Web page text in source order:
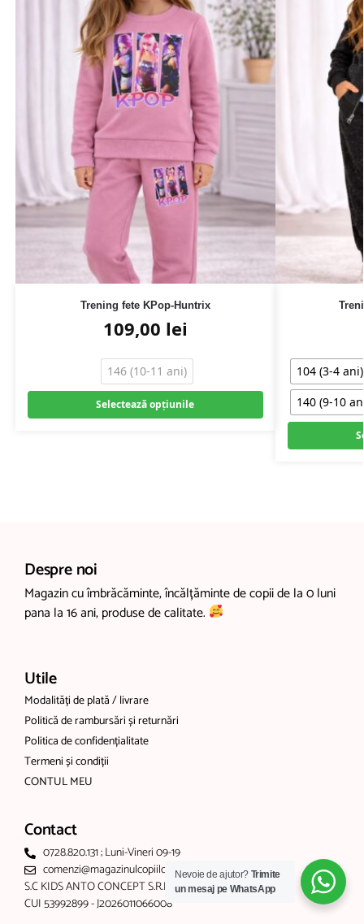
Trening fete KPop-Huntrix
109,00 lei
146 (10-11 ani)
Selectează opțiunile
104 (3-4 ani)
140 (9-10
Despre noi
Magazin cu îmbrăcăminte, încălțăminte de copii de la 0 luni
pana la 16 ani, produse de calitate.
Utile
Modalități de plată / livrare
Politică de rambursări și returnări
Politica de confidențialitate
Termeni și condiții
CONTUL MEU
Contact
0728.820.131 ; Luni-Vineri 09-19
comenzi@magazinulcopiilor.com
S.C KIDS ANTO CONCEPT S.R.L
CUI 53992899 - J2026011066008
Nevoie de ajutor? Trimite
un mesaj pe WhatsApp